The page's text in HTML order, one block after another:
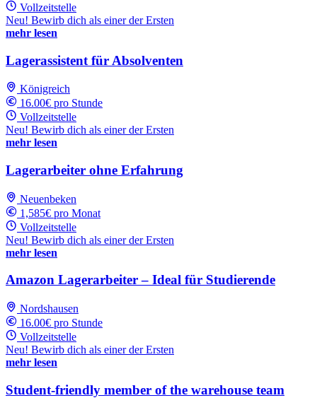
Vollzeitstelle
Neu! Bewirb dich als einer der Ersten
mehr lesen
Lagerassistent für Absolventen
Königreich
16.00€ pro Stunde
Vollzeitstelle
Neu! Bewirb dich als einer der Ersten
mehr lesen
Lagerarbeiter ohne Erfahrung
Neuenbeken
1,585€ pro Monat
Vollzeitstelle
Neu! Bewirb dich als einer der Ersten
mehr lesen
Amazon Lagerarbeiter – Ideal für Studierende
Nordshausen
16.00€ pro Stunde
Vollzeitstelle
Neu! Bewirb dich als einer der Ersten
mehr lesen
Student-friendly member of the warehouse team